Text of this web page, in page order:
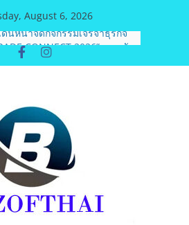
August 6, 2026
ดินหน้าจัดกิจกรรมเจรจาธุรกิจ
CONNECT 2026”ยกระดับ
ท้องถิ่นสู่ตลาดเชิงพาณิชย์
มพลงาน “สิงห์สะพานปลา” คืน
ค.นี้
นนี้ Franchise Expo Thailand
2026 วันที่ 6-9 ส.ค.69 ฮอลล์ 6-
ทองธานีพบทัพธุรกิจ&แฟรนไชส์
เออร์สินค้า เติมรายได้ช่วย
จไทย ลดใหญ่กว่า 250 บูธ คาด
220 ลบ.
ทย เสมอ เวียดนาม 3-3 ลุ้นคว้า